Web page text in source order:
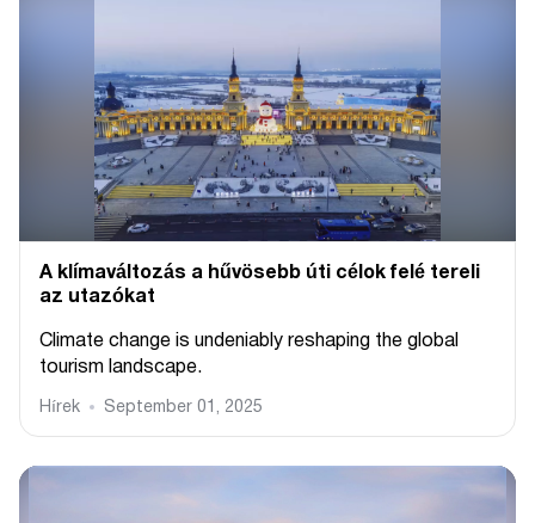
A klímaváltozás a hűvösebb úti célok felé tereli
az utazókat
Climate change is undeniably reshaping the global
tourism landscape.
Hírek September 01, 2025